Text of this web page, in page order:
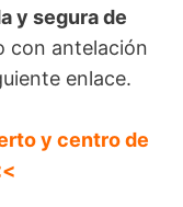
y segura de
con antelación
enlace.
y centro de